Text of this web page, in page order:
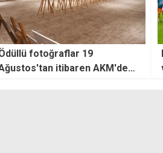
Boğaziçi etkinlik alanında açılış
ve kutlama bir arada